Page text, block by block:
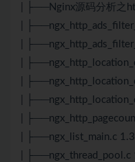
| ├──Nginx源码分析之
|
|
|
|
|
|
| ├──ngx_list_main.c
|